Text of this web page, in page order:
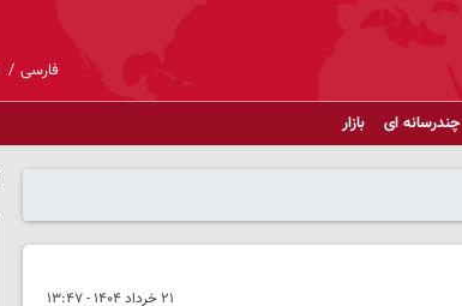
فارسی
چندرسانه ای بازار
۲۱ خرداد ۱۴۰۴ - ۱۳:۴۷